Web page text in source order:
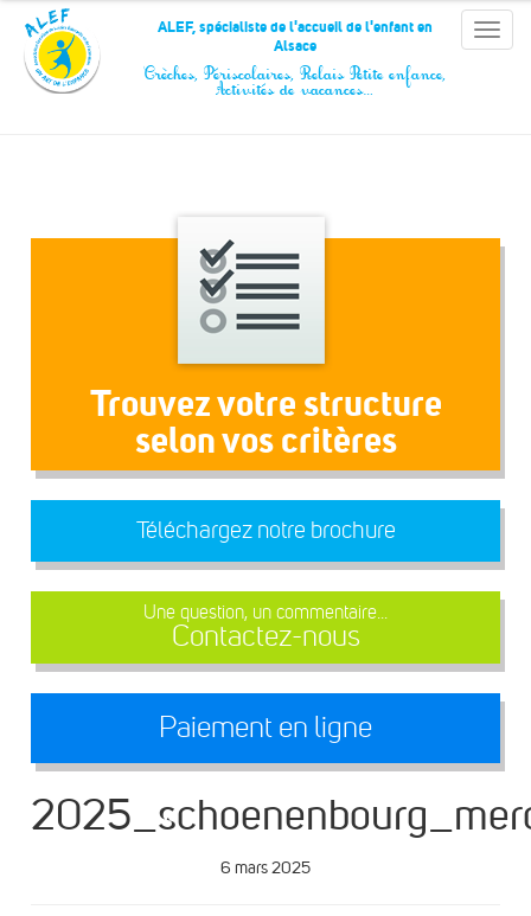
Panneau de gestion des cookies
Toggle
ALEF, spécialiste de l'accueil de l'enfant en
Alsace
Crèches, Périscolaires, Relais Petite enfance,
Activités de vacances…
Trouvez votre structure
selon vos critères
Téléchargez notre brochure
Une question, un commentaire...
Contactez-nous
Paiement en ligne
6 mars 2025